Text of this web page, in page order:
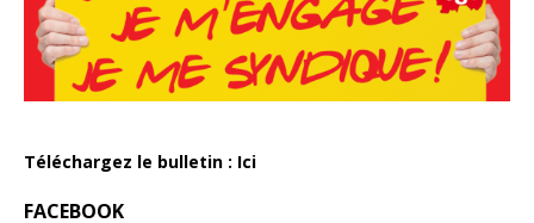
Téléchargez le bulletin : Ici
FACEBOOK